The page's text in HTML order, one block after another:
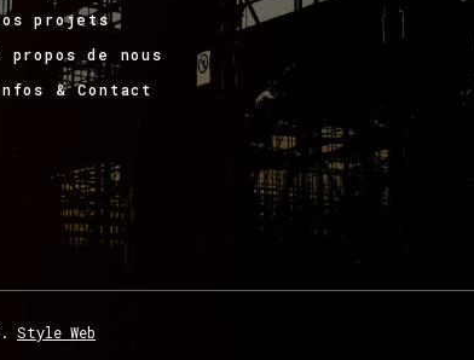
projets
propos de nous
& Contact
Style Web